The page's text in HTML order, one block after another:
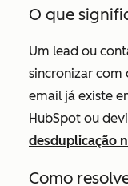
O que
Um lead ou
sincronizar com
email já existe
HubSpot ou
desduplicação
Como